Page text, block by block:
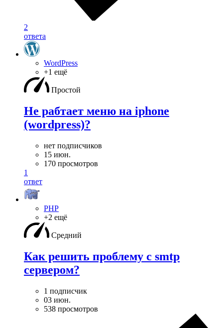
2
ответа
WordPress
+1 ещё
Простой
Не рабтает меню на iphone
(wordpress)?
нет подписчиков
15 июн.
170 просмотров
1
ответ
PHP
+2 ещё
Средний
Как решить проблему с smtp
сервером?
1 подписчик
03 июн.
538 просмотров